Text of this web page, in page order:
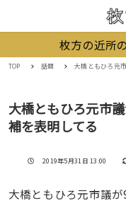
枚方の近所
TOP 話題 大橋ともひろ元
大橋ともひろ元市
補を表明してる
投稿日
2019年5月31日 13:00
大橋ともひろ元市議